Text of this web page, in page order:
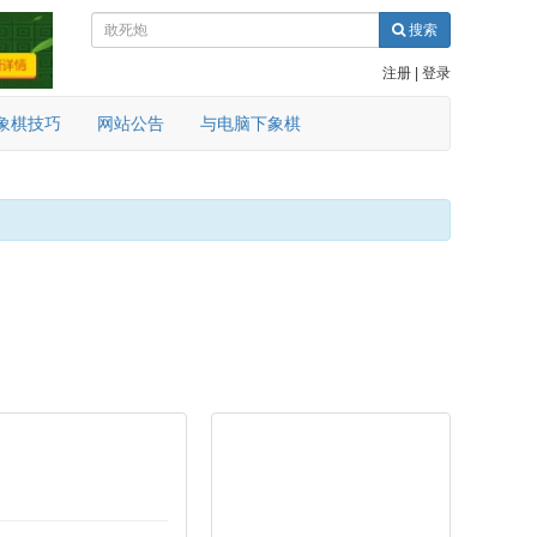
搜索
注册 登录
棋技巧 网站公告 与电脑下象棋